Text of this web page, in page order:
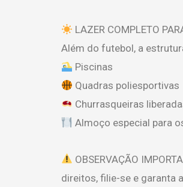
LAZER COMPLETO
Além do futebol, a
Piscinas
Quadras poliesportivas
Churrasqueiras
Almoço especial para
OBSERVAÇÃO
direitos, filie-se e garanta